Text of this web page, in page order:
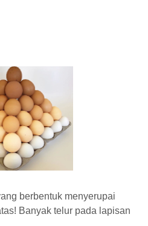
berbentuk menyerupai
Banyak telur pada lapisan